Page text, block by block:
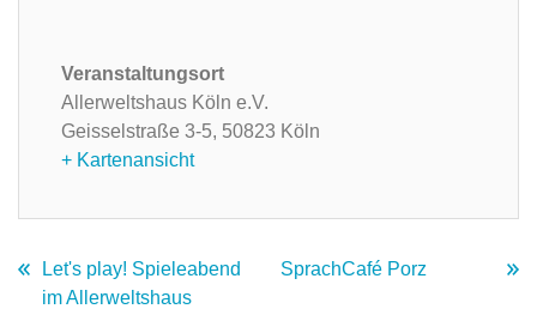
Veranstaltungsort
Allerweltshaus Köln e.V.
Geisselstraße 3-5, 50823 Köln
+ Kartenansicht
Let's play! Spieleabend
im Allerweltshaus
SprachCafé Porz